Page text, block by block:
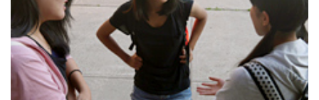
INFORMATION
総合案内
ニュース・トピックス一覧
お問い合わせ